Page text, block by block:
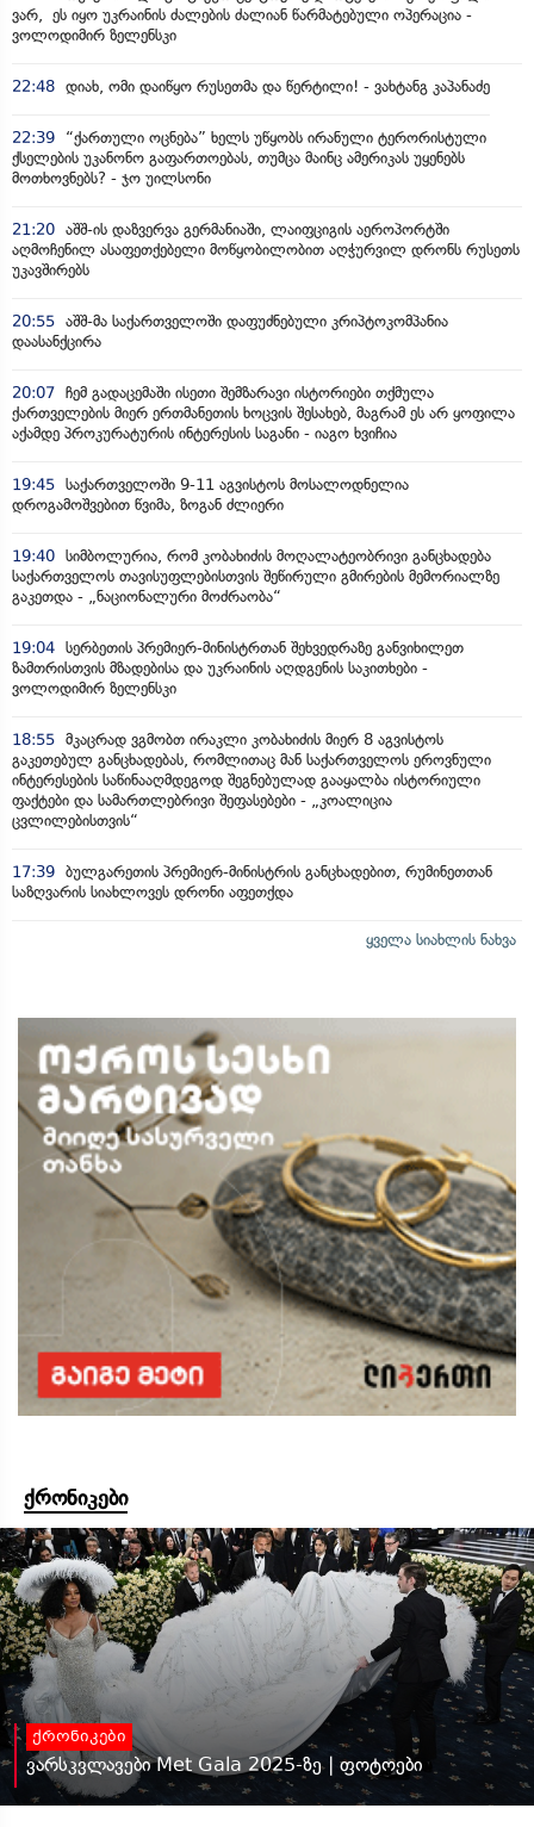
ვარ, ეს იყო უკრაინის ძალების ძალიან წარმატებული ოპერაცია -
ვოლოდიმირ ზელენსკი
22:48 დიახ, ომი დაიწყო რუსეთმა და წერტილი! - ვახტანგ კაპანაძე
22:39
“ქართული ოცნება” ხელს უწყობს ირანული ტერორისტული
ქსელების უკანონო გაფართოებას, თუმცა მაინც ამერიკას უყენებს
მოთხოვნებს? - ჯო უილსონი
21:20 აშშ-ის დაზვერვა გერმანიაში, ლაიფციგის აეროპორტში
აღმოჩენილ ასაფეთქებელი მოწყობილობით აღჭურვილ დრონს რუსეთს
უკავშირებს
20:55 აშშ-მა საქართველოში დაფუძნებული კრიპტოკომპანია
დაასანქცირა
20:07 ჩემ გადაცემაში ისეთი შემზარავი ისტორიები თქმულა
ქართველების მიერ ერთმანეთის ხოცვის შესახებ, მაგრამ ეს არ ყოფილა
აქამდე პროკურატურის ინტერესის საგანი - იაგო ხვიჩია
19:45 საქართველოში 9-11 აგვისტოს მოსალოდნელია
დროგამოშვებით წვიმა, ზოგან ძლიერი
19:40 სიმბოლურია, რომ კობახიძის მოღალატეობრივი განცხადება
საქართველოს თავისუფლებისთვის შეწირული გმირების მემორიალზე
გაკეთდა - „ნაციონალური მოძრაობა“
19:04 სერბეთის პრემიერ-მინისტრთან შეხვედრაზე განვიხილეთ
ზამთრისთვის მზადებისა და უკრაინის აღდგენის საკითხები -
ვოლოდიმირ ზელენსკი
18:55 მკაცრად ვგმობთ ირაკლი კობახიძის მიერ 8 აგვისტოს
გაკეთებულ განცხადებას, რომლითაც მან საქართველოს ეროვნული
ინტერესების საწინააღმდეგოდ შეგნებულად გააყალბა ისტორიული
ფაქტები და სამართლებრივი შეფასებები - „კოალიცია
ცვლილებისთვის“
17:39 ბულგარეთის პრემიერ-მინისტრის განცხადებით, რუმინეთთან
საზღვარის სიახლოვეს დრონი აფეთქდა
ყველა სიახლის ნახვა
ქრონიკები
ქრონიკები
ვარსკვლავები Met Gala 2025-ზე | ფოტოები